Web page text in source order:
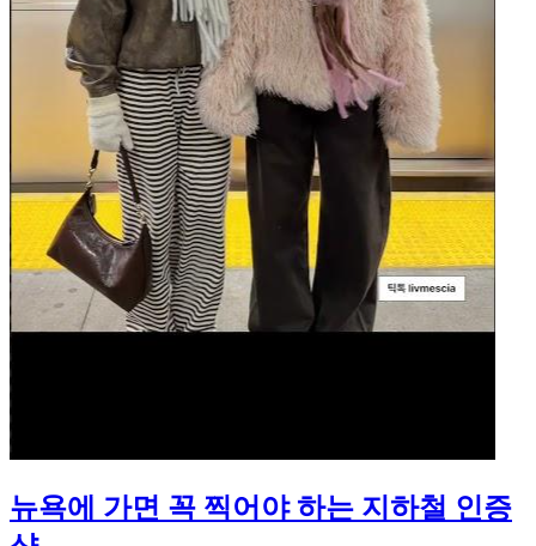
뉴욕에 가면 꼭 찍어야 하는 지하철 인증